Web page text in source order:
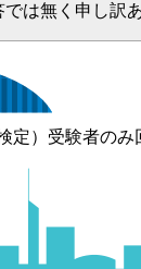
は無く申し訳
）受験者のみ